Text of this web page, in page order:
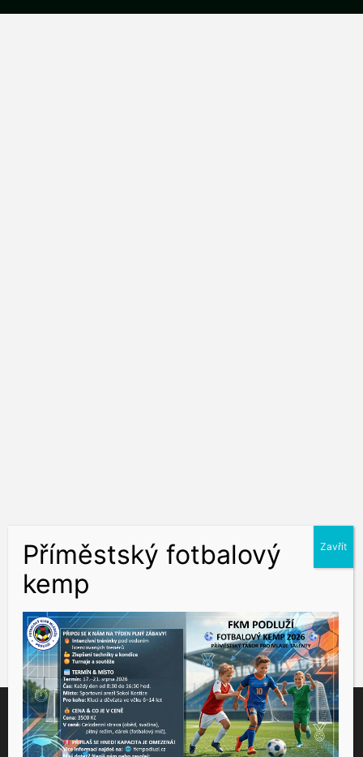
Tento web využívá soubory cookies ke správné funkčnosti a
analýze návštěvnosti. Souhlas k používání těchto dat nám
udělíte kliknutím na tlačítko "Přijmout".
Souhlas můžete odmítnoutzde